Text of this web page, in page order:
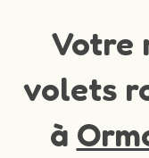
Votre
volets
à